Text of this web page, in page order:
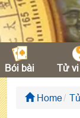
Bói bài Tử
Home